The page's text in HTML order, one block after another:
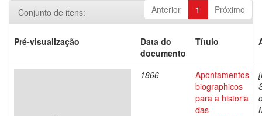
Anterior 1 Próximo
Conjunto de itens:
Pré-visualização
Data do
documento
Título
1866
Apontamentos
biographicos
para a historia
das